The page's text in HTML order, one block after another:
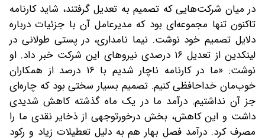
‌‌در میان شرکت‌هایی که تصمیم به تعدیل گرفتند، شاید کارنامه
تاکنون تنها مجموعه‌ای بود که مدیرعامل آن با جزئیات درباره
دلایل تصمیم خود نوشت. نیما نامداری، در پستی طولانی در
لینکدین از تعدیل ۱۶ درصدی نیروهای این شرکت خبر داد. او
نوشت: «ما در کارنامه ناچار شدیم با ۱۶ درصد از همکاران
خوب‌مان خداحافظی کنیم. تصمیم بسیار سختی بود که چاره‌ای
جز آن نداشتیم. درآمد ما در یک ماه گذشته کاهش شدیدی
داشت و این کاهش، بخش درخورتوجهی از ذخایر نقدی ما را
مصرف کرد. درآمد فصل بهار هم به دلیل تعطیلات زیاد و رکود